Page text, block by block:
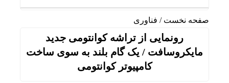
صفحه نخست / فناوری
رونمایی از تراشه کوانتومی جدید
مایکروسافت / یک گام بلند به سوی ساخت
کامپیوتر کوانتومی